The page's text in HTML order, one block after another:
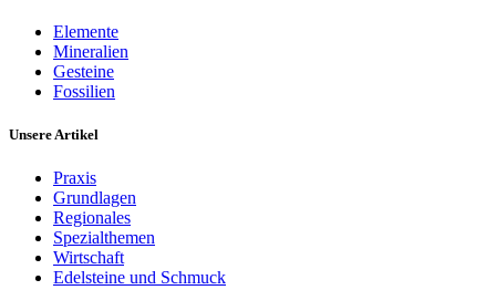
Elemente
Mineralien
Gesteine
Fossilien
Unsere Artikel
Praxis
Grundlagen
Regionales
Spezialthemen
Wirtschaft
Edelsteine und Schmuck